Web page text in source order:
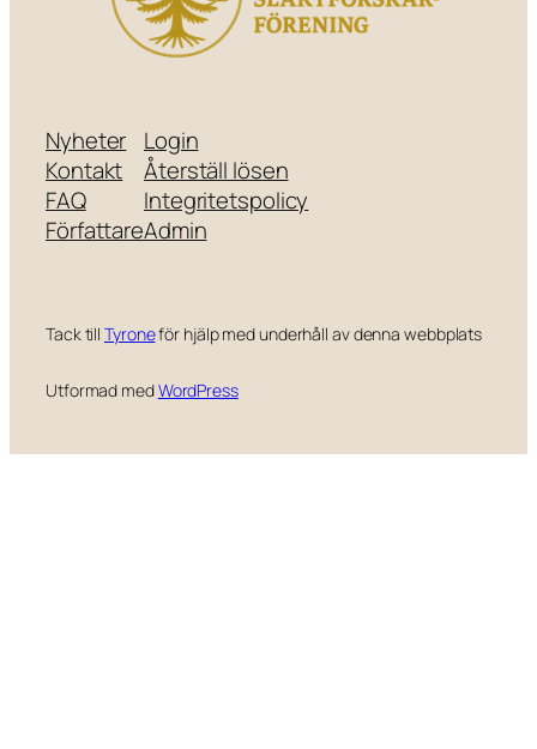
Nyheter
Kontakt
FAQ
Författare
Login
Återställ lösen
Integritetspolicy
Admin
Tack tillTyroneför hjälp med underhåll av denna webbplats
Utformad medWordPress